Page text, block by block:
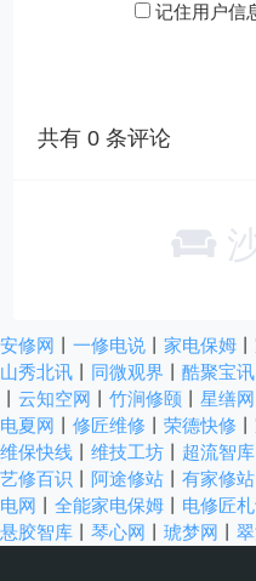
记住用户信
共有0 条评论
安修网 一修电说 家电保姆
山秀北讯
同微观界 酷聚宝讯
云知空网 竹涧修颐 星缮网
电夏网
修匠维修 荣德快修
维保快线
维技工坊 超流智库
艺修百识
阿途修站 有家修站
电网
全能家电保姆 电修匠
悬胶智库
琴心网 琥梦网